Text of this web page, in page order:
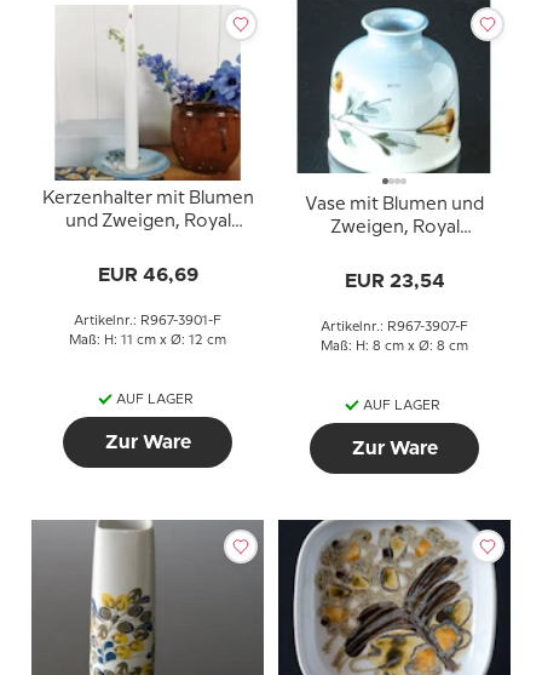
Kerzenhalter mit Blumen
und Zweigen, Royal
3901
EUR 46,69
Artikelnr.: R967-3901-F
Maß: H: 11 cm x Ø: 12 cm
AUF LAGER
Zur Ware
Vase mit Blumen und
Zweigen, Royal
3907
EUR 23,54
Artikelnr.: R967-3907-F
Maß: H: 8 cm x Ø: 8 cm
AUF LAGER
Zur Ware